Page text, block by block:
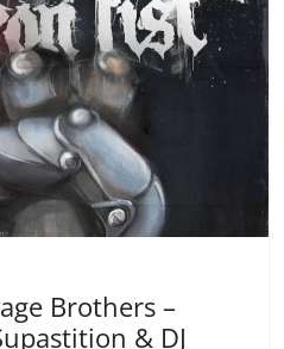
Brothers –
& DJ